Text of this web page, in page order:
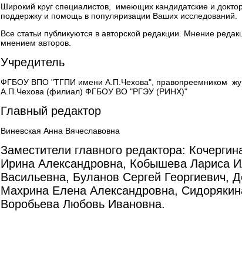
Широкий круг специалистов, имеющих кандидатские и
поддержку и помощь в популяризации Ваших исследований.
Все статьи публикуются в авторской редакции. Мнение
мнением авторов.
Учредитель
ФГБОУ ВПО "ТГПИ имени А.П.Чехова", правопреемником
А.П.Чехова (филиал) ФГБОУ ВО "РГЭУ (РИНХ)"
Главный редактор
Виневская Анна Вячеславовна
Заместители главного редактора:
Ирина Александровна, Кобышева Лариса
Васильевна, Буланов Сергей
Махрина Елена Александровна,
Воробьева Любовь Ивановна.